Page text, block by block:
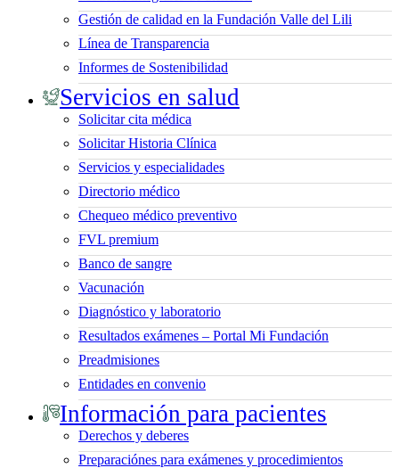
Gestión de calidad en la Fundación Valle del Lili
Línea de Transparencia
Informes de Sostenibilidad
Servicios en salud
Solicitar cita médica
Solicitar Historia Clínica
Servicios y especialidades
Directorio médico
Chequeo médico preventivo
FVL premium
Banco de sangre
Vacunación
Diagnóstico y laboratorio
Resultados exámenes – Portal Mi Fundación
Preadmisiones
Entidades en convenio
Información para pacientes
Derechos y deberes
Preparaciónes para exámenes y procedimientos